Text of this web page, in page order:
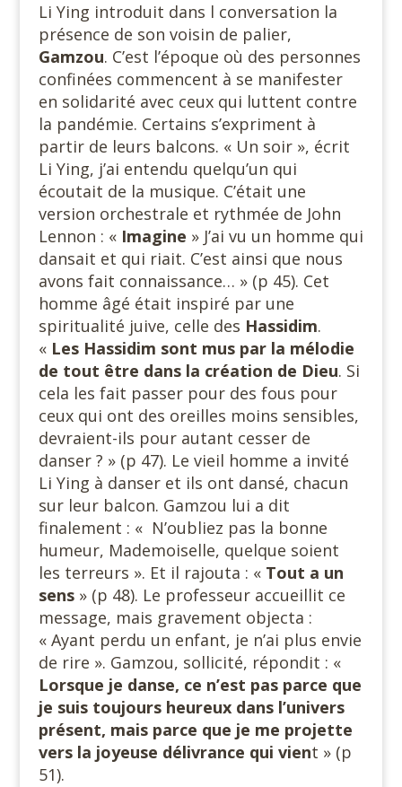
Li Ying introduit dans l conversation la
présence de son voisin de palier,
Gamzou. C’est l’époque où des personnes
confinées commencent à se manifester
en solidarité avec ceux qui luttent contre
la pandémie. Certains s’expriment à
partir de leurs balcons. « Un soir », écrit
Li Ying, j’ai entendu quelqu’un qui
écoutait de la musique. C’était une
version orchestrale et rythmée de John
Lennon : « Imagine » J’ai vu un homme qui
dansait et qui riait. C’est ainsi que nous
avons fait connaissance… » (p 45). Cet
homme âgé était inspiré par une
spiritualité juive, celle des Hassidim.
« Les Hassidim sont mus par la mélodie
de tout être dans la création de Dieu. Si
cela les fait passer pour des fous pour
ceux qui ont des oreilles moins sensibles,
devraient-ils pour autant cesser de
danser ? » (p 47). Le vieil homme a invité
Li Ying à danser et ils ont dansé, chacun
sur leur balcon. Gamzou lui a dit
finalement : « N’oubliez pas la bonne
humeur, Mademoiselle, quelque soient
les terreurs ». Et il rajouta : « Tout a un
sens » (p 48). Le professeur accueillit ce
message, mais gravement objecta :
« Ayant perdu un enfant, je n’ai plus envie
de rire ». Gamzou, sollicité, répondit : «
Lorsque je danse, ce n’est pas parce que
je suis toujours heureux dans l’univers
présent, mais parce que je me projette
vers la joyeuse délivrance qui vient » (p
51).